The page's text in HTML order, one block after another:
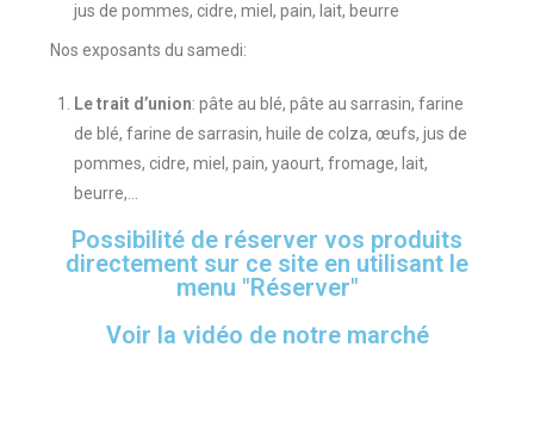
jus de pommes, cidre, miel, pain, lait, beurre
Nos exposants du samedi:
Le trait d’union: pâte au blé, pâte au sarrasin, farine
de blé, farine de sarrasin, huile de colza, œufs, jus de
pommes, cidre, miel, pain, yaourt, fromage, lait,
beurre,…
Possibilité de réserver vos produits
directement sur ce site en utilisant le
menu "Réserver"
Voir la vidéo de notre marché